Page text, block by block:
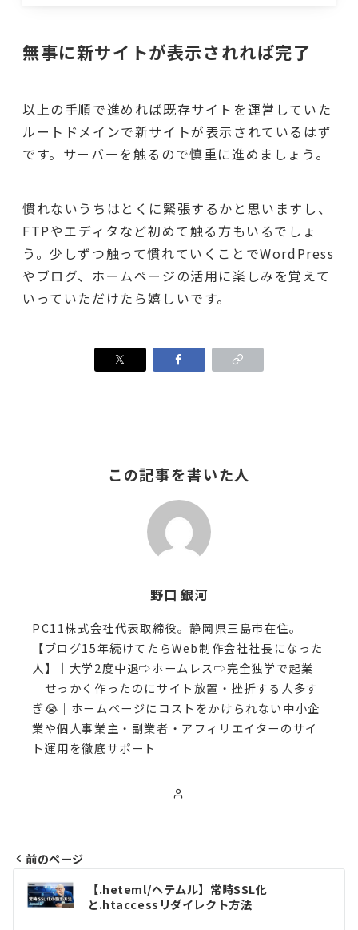
無事に新サイトが表示されれば完了
以上の手順で進めれば既存サイトを運営していた
ルートドメインで新サイトが表示されているはず
です。サーバーを触るので慎重に進めましょう。
慣れないうちはとくに緊張するかと思いますし、
FTPやエディタなど初めて触る方もいるでしょ
う。少しずつ触って慣れていくことでWordPress
やブログ、ホームページの活用に楽しみを覚えて
いっていただけたら嬉しいです。
この記事を書いた人
野口 銀河
PC11株式会社代表取締役。静岡県三島市在住。
【ブログ15年続けてたらWeb制作会社社長になった
人】｜大学2度中退⇨ホームレス⇨完全独学で起業
｜せっかく作ったのにサイト放置・挫折する人多す
ぎ😭｜ホームページにコストをかけられない中小企
業や個人事業主・副業者・アフィリエイターのサイ
ト運用を徹底サポート
投
稿
前のページ
【.heteml/ヘテムル】常時SSL化
と.htaccessリダイレクト方法